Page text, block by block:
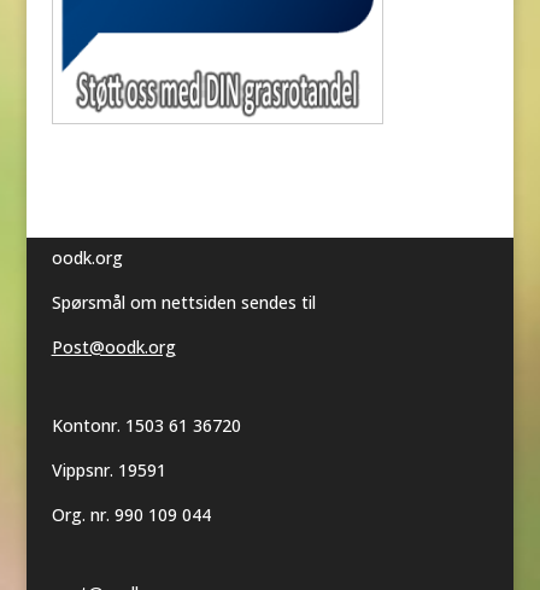
oodk.org
Spørsmål om nettsiden sendes til
Post@oodk.org
Kontonr. 1503 61 36720
Vippsnr. 19591
Org. nr. 990 109 044